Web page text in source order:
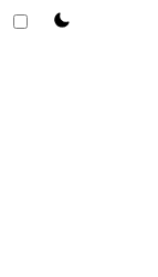
theme switcher